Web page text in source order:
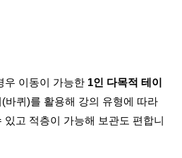
우 이동이 가능한 1인 다목적 테이
바퀴)를 활용해 강의 유형에 따라
고 적층이 가능해 보관도 편합니